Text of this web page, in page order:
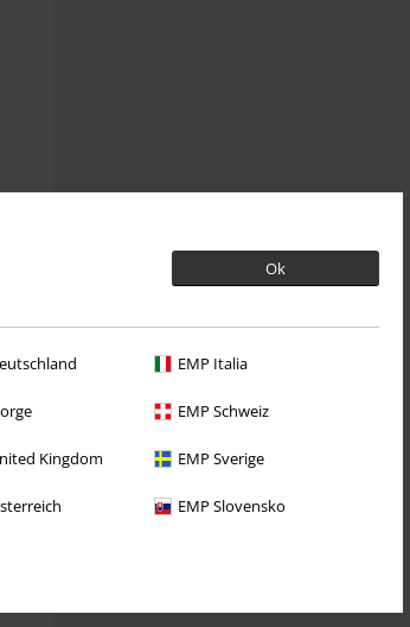
Ok
EMP Italia
EMP Schweiz
Kingdom EMP Sverige
EMP Slovensko